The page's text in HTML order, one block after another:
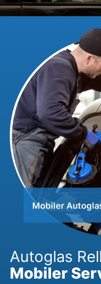
Autoglas
Mobiler